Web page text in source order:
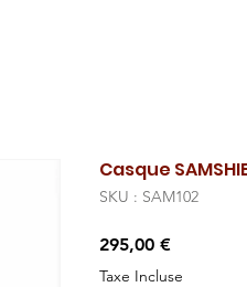
Casque
SKU : SAM102
295,00 €Prix
Taxe Incluse